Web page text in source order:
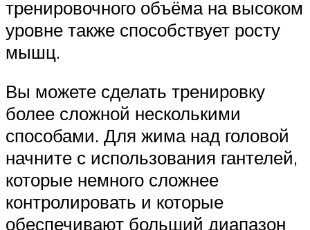
тренировочного объёма на высоком
уровне также способствует росту
мышц.
Вы можете сделать тренировку
более сложной несколькими
способами. Для жима над головой
начните с использования гантелей,
которые немного сложнее
контролировать и которые
обеспечивают больший диапазон